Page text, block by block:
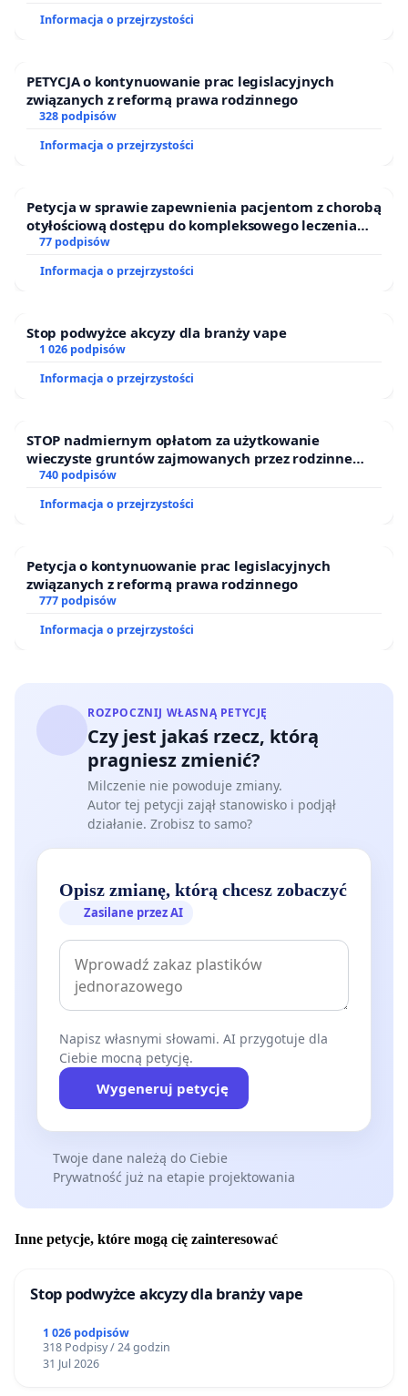
Informacja o przejrzystości
PETYCJA o kontynuowanie prac legislacyjnych
związanych z reformą prawa rodzinnego
328 podpisów
Informacja o przejrzystości
Petycja w sprawie zapewnienia pacjentom z chorobą
otyłościową dostępu do kompleksowego leczenia
oraz programów profilaktycznych.
77 podpisów
Informacja o przejrzystości
Stop podwyżce akcyzy dla branży vape
1 026 podpisów
Informacja o przejrzystości
STOP nadmiernym opłatom za użytkowanie
wieczyste gruntów zajmowanych przez rodzinne
ogrody działkowe.
740 podpisów
Informacja o przejrzystości
Petycja o kontynuowanie prac legislacyjnych
związanych z reformą prawa rodzinnego
777 podpisów
Informacja o przejrzystości
ROZPOCZNIJ WŁASNĄ PETYCJĘ
Czy jest jakaś rzecz, którą
pragniesz zmienić?
Milczenie nie powoduje zmiany.
Autor tej petycji zajął stanowisko i podjął
działanie. Zrobisz to samo?
Opisz zmianę, którą chcesz zobaczyć
Zasilane przez AI
Napisz własnymi słowami. AI przygotuje dla
Ciebie mocną petycję.
Wygeneruj petycję
Twoje dane należą do Ciebie
Prywatność już na etapie projektowania
Inne petycje, które mogą cię zainteresować
Stop podwyżce akcyzy dla branży vape
1 026 podpisów
318 Podpisy / 24 godzin
31 Jul 2026